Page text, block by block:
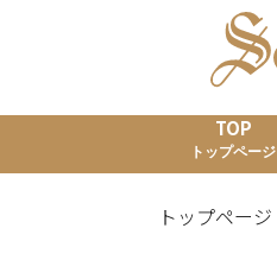
TOP
トップページ
トップページ